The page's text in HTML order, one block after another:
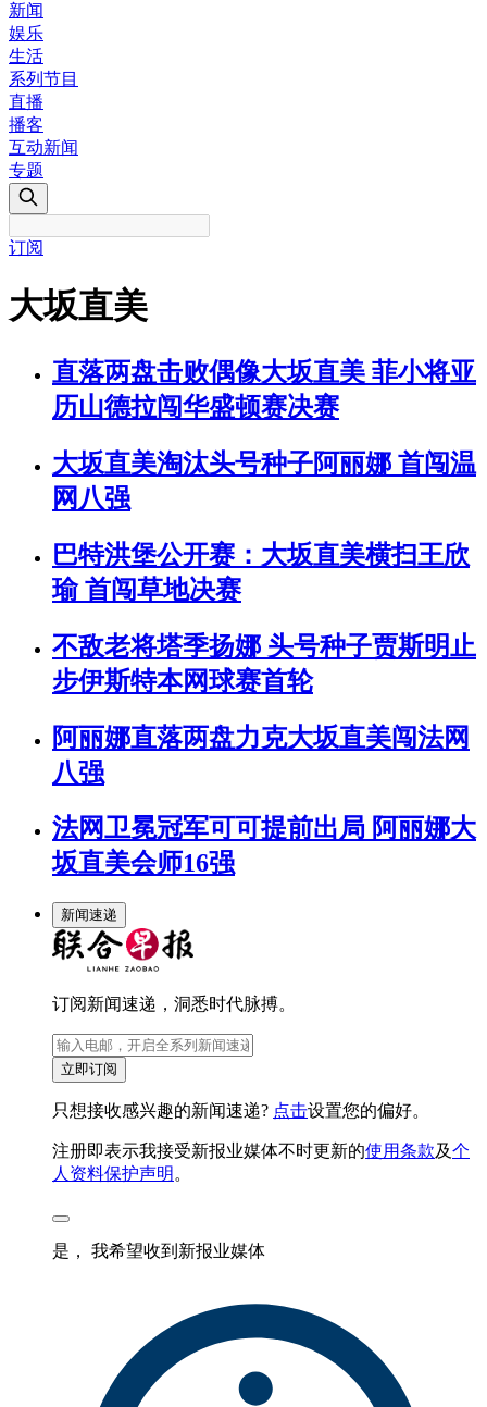
新闻
娱乐
生活
系列节目
直播
播客
互动新闻
专题
订阅
大坂直美
直落两盘击败偶像大坂直美 菲小将亚
历山德拉闯华盛顿赛决赛
大坂直美淘汰头号种子阿丽娜 首闯温
网八强
巴特洪堡公开赛：大坂直美横扫王欣
瑜 首闯草地决赛
不敌老将塔季扬娜 头号种子贾斯明止
步伊斯特本网球赛首轮
阿丽娜直落两盘力克大坂直美闯法网
八强
法网卫冕冠军可可提前出局 阿丽娜大
坂直美会师16强
新闻速递
订阅新闻速递，洞悉时代脉搏。
立即订阅
只想接收感兴趣的新闻速递? 点击设置您的偏好。
注册即表示我接受新报业媒体不时更新的使用条款及个
人资料保护声明 。
是， 我希望收到新报业媒体